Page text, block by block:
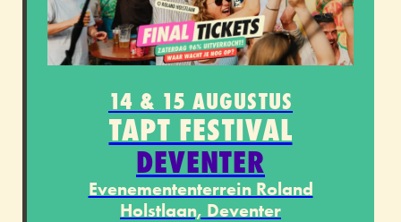
14 & 15 AUGUSTUS
TAPT FESTIVAL
DEVENTER
Evenemententerrein Roland
Holstlaan, Deventer